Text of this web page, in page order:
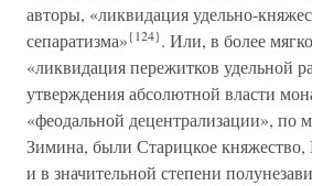
авторы, «ликвидация удельно-
сепаратизма»{124}. Или, в более
«ликвидация пережитков удельной
утверждения абсолютной власти
«феодальной децентрализации»,
Зимина, были Старицкое
и в значительной степени